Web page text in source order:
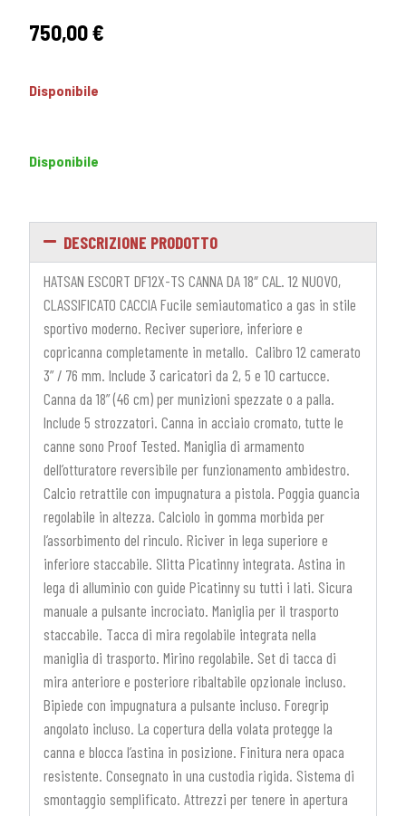
750,00€
Disponibile
Disponibile
DESCRIZIONE PRODOTTO
HATSAN ESCORT DF12X-TS CANNA DA 18″ CAL. 12 NUOVO,
CLASSIFICATO CACCIA Fucile semiautomatico a gas in stile
sportivo moderno. Reciver superiore, inferiore e
copricanna completamente in metallo. Calibro 12 camerato
3” / 76 mm. Include 3 caricatori da 2, 5 e 10 cartucce.
Canna da 18” (46 cm) per munizioni spezzate o a palla.
Include 5 strozzatori. Canna in acciaio cromato, tutte le
canne sono Proof Tested. Maniglia di armamento
dell’otturatore reversibile per funzionamento ambidestro.
Calcio retrattile con impugnatura a pistola. Poggia guancia
regolabile in altezza. Calciolo in gomma morbida per
l’assorbimento del rinculo. Riciver in lega superiore e
inferiore staccabile. Slitta Picatinny integrata. Astina in
lega di alluminio con guide Picatinny su tutti i lati. Sicura
manuale a pulsante incrociato. Maniglia per il trasporto
staccabile. Tacca di mira regolabile integrata nella
maniglia di trasporto. Mirino regolabile. Set di tacca di
mira anteriore e posteriore ribaltabile opzionale incluso.
Bipiede con impugnatura a pulsante incluso. Foregrip
angolato incluso. La copertura della volata protegge la
canna e blocca l’astina in posizione. Finitura nera opaca
resistente. Consegnato in una custodia rigida. Sistema di
smontaggio semplificato. Attrezzi per tenere in apertura